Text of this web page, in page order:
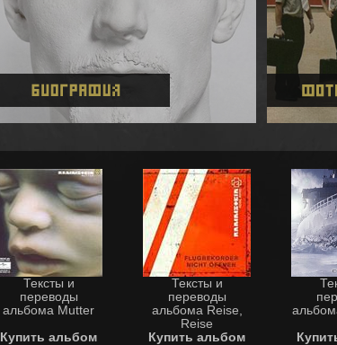
Тексты и
переводы
альбома Mutter
Купить альбом
Тексты и
переводы
альбома Reise,
Reise
Купить альбом